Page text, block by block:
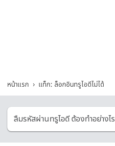
หน้าแรก แท็ก: ล็อกอินทรูไอดีไม่ได้
ลืมรหัสผ่านทรูไอดี ต้องทำอย่างไร